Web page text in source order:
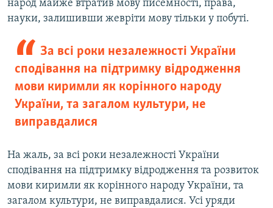
народ майже втратив мову писемності, права,
науки, залишивши жевріти мову тільки у побуті.
За всі роки незалежності України
сподівання на підтримку відродження
мови киримли як корінного народу
України, та загалом культури, не
виправдалися
На жаль, за всі роки незалежності України
сподівання на підтримку відродження та розвиток
мови киримли як корінного народу України, та
загалом культури, не виправдалися. Усі уряди